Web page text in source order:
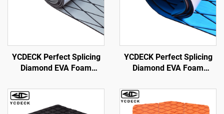
YCDECK Perfect Splicing
Diamond EVA Foam
Sheet Non-Slip Mat para
sa Jon Motor Boats Yacht
Helm Pad RV Floor
YCDECK Perfect Splicing
Diamond EVA Foam
Motorboat Yacht Kayak RV